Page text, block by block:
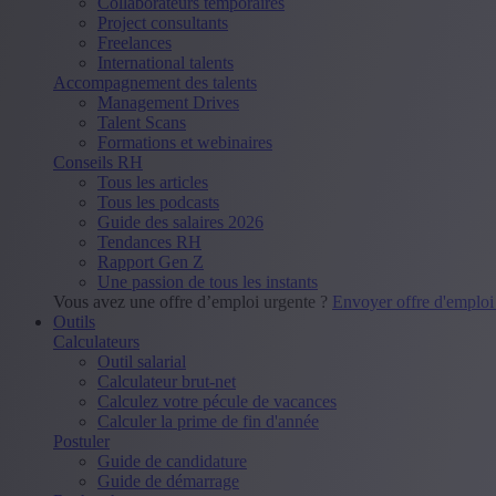
Project consultants
Freelances
International talents
Accompagnement des talents
Management Drives
Talent Scans
Formations et webinaires
Conseils RH
Tous les articles
Tous les podcasts
Guide des salaires 2026
Tendances RH
Rapport Gen Z
Une passion de tous les instants
Vous avez une offre d’emploi urgente ? Envoyer offre
Outils
Calculateurs
Outil salarial
Calculateur brut-net
Calculez votre pécule de vacances
Calculer la prime de fin d'année
Postuler
Guide de candidature
Guide de démarrage